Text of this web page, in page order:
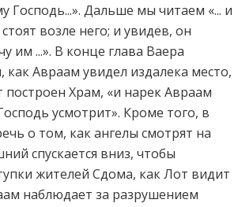
Господь...». Дальше мы читаем «... и
возле него; и увидев, он
им ...». В конце глава Ваера
как Авраам увидел издалека место,
построен Храм, «и нарек Авраам
усмотрит». Кроме того, в
о том, как ангелы смотрят на
спускается вниз, чтобы
жителей Сдома, как Лот видит
наблюдает за разрушением